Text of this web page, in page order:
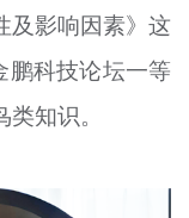
及影响因素》这
鹏科技论坛一等
知识。